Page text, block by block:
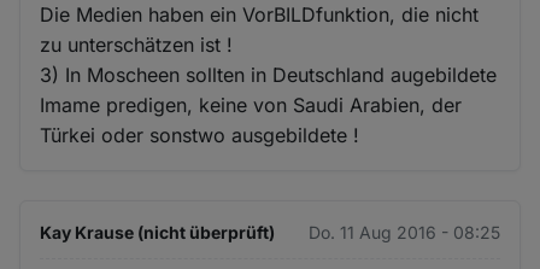
Die Medien haben ein VorBILDfunktion, die nicht
zu unterschätzen ist !
3) In Moscheen sollten in Deutschland augebildete
Imame predigen, keine von Saudi Arabien, der
Türkei oder sonstwo ausgebildete !
Kay Krause (nicht überprüft) Do. 11 Aug 2016 - 08:25